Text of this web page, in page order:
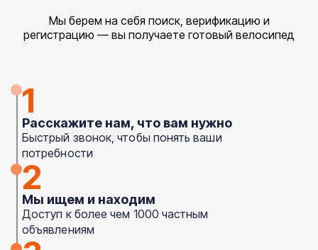
Мы берем на себя поиск, верификацию и
регистрацию — вы получаете готовый велосипед
1
Расскажите нам, что вам нужно
Быстрый звонок, чтобы понять ваши
потребности
2
Мы ищем и находим
Доступ к более чем 1000 частным
объявлениям